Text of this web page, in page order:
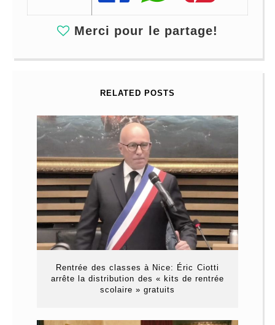
Merci pour le partage!
RELATED POSTS
Rentrée des classes à Nice: Éric Ciotti
arrête la distribution des « kits de rentrée
scolaire » gratuits